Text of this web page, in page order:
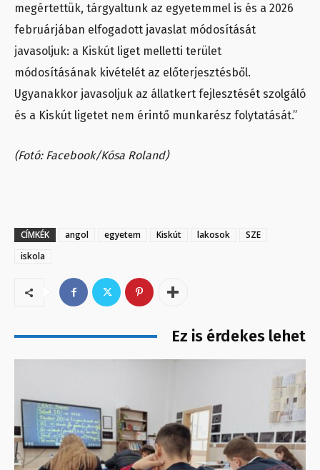
megértettük, tárgyaltunk az egyetemmel is és a 2026
februárjában elfogadott javaslat módosítását
javasoljuk: a Kiskút liget melletti terület
módosításának kivételét az előterjesztésből.
Ugyanakkor javasoljuk az állatkert fejlesztését szolgáló
és a Kiskút ligetet nem érintő munkarész folytatását.”
(Fotó: Facebook/Kósa Roland)
CÍMKÉK angol egyetem Kiskút lakosok
SZE
iskola
Ez is érdekes lehet